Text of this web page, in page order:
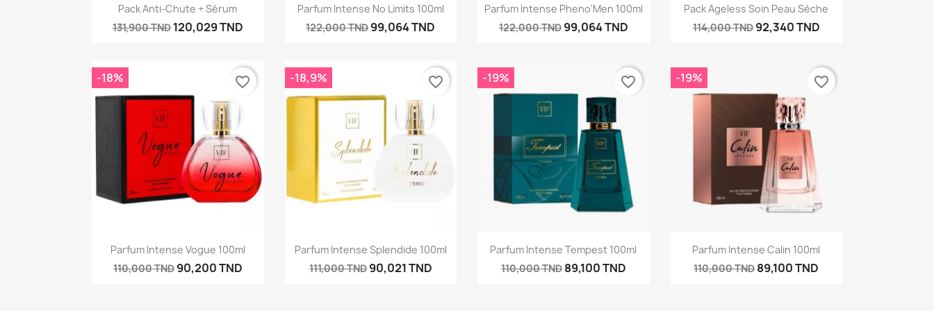
Aperçu rapide
Pack Anti-Chute + Sérum
131,900 TND 120,029 TND
Aperçu rapide
Parfum Intense No Limits 100ml
122,000 TND99,064 TND
Aperçu rapide
Parfum Intense Pheno'Men 100ml
122,000 TND 99,064 TND
Aperçu rapide
Pack Ageless Soin Peau Sèche
114,000 TND 92,340 TND
Aperçu rapide
Parfum Intense Vogue 100ml
110,000 TND 90,200 TND
-18% favorite_border
Aperçu rapide
Parfum Intense Splendide 100ml
111,000 TND 90,021 TND
-18,9% favorite_border
Aperçu rapide
Parfum Intense Tempest 100ml
110,000 TND 89,100 TND
-19% favorite_border
Aperçu rapide
Parfum Intense Calin 100ml
110,000 TND89,100 TND
-19% favorite_border